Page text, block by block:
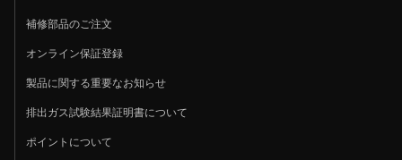
補修部品のご注文
オンライン保証登録
製品に関する重要なお知らせ
排出ガス試験結果証明書について
ポイントについて